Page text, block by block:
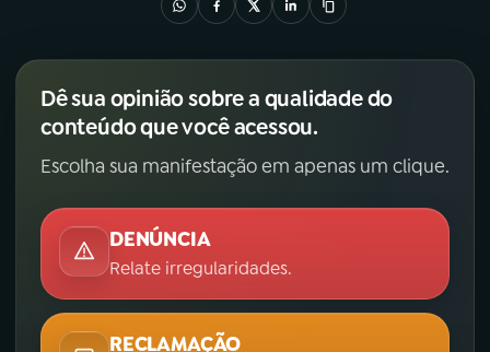
Dê sua opinião sobre a qualidade do
conteúdo que você acessou.
Escolha sua manifestação em apenas um clique.
DENÚNCIA
Relate irregularidades.
RECLAMAÇÃO